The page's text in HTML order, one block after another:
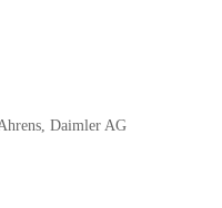
Daimler AG